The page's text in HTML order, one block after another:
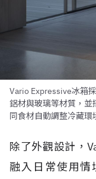
Vario Expressive冰箱
鋁材與玻璃等材質，
同食材自動調整冷藏環
除了外觀設計，
融入日常使用